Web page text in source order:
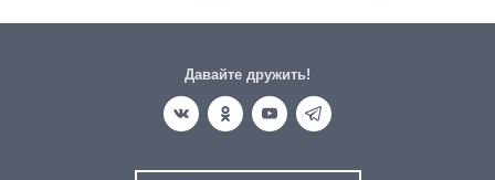
Давайте дружить!